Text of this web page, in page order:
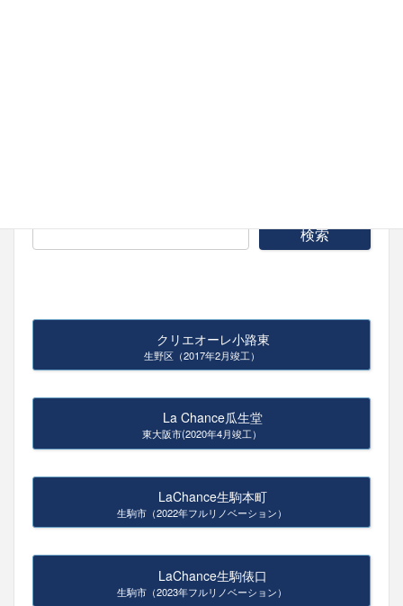
クリエオーレ小路東
生野区（2017年2月竣工）
La Chance瓜生堂
東大阪市(2020年4月竣工）
LaChance生駒本町
生駒市（2022年フルリノベーション）
LaChance生駒俵口
生駒市（2023年フルリノベーション）